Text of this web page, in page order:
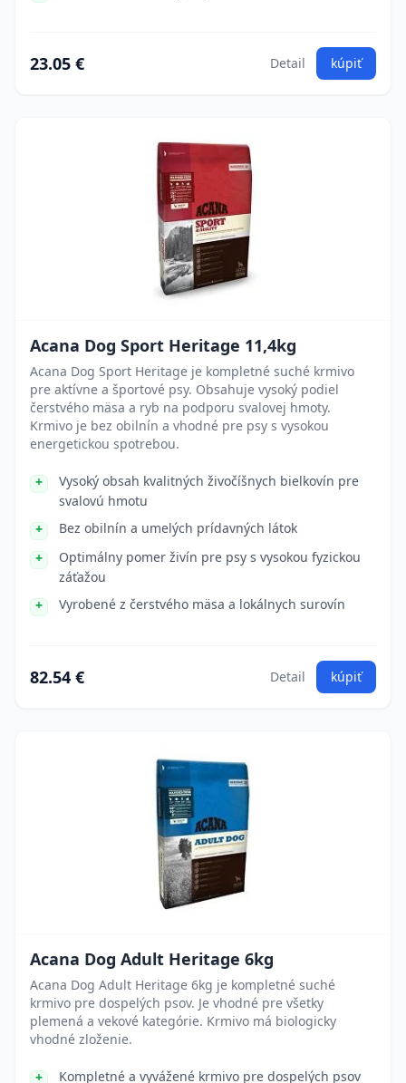
23.05 € Detail kúpiť
Acana Dog Sport Heritage 11,4kg
Acana Dog Sport Heritage je kompletné suché krmivo
pre aktívne a športové psy. Obsahuje vysoký podiel
čerstvého mäsa a ryb na podporu svalovej hmoty.
Krmivo je bez obilnín a vhodné pre psy s vysokou
energetickou spotrebou.
Vysoký obsah kvalitných živočíšnych bielkovín pre
svalovú hmotu
Bez obilnín a umelých prídavných látok
Optimálny pomer živín pre psy s vysokou fyzickou
záťažou
Vyrobené z čerstvého mäsa a lokálnych surovín
82.54 € Detail kúpiť
Acana Dog Adult Heritage 6kg
Acana Dog Adult Heritage 6kg je kompletné suché
krmivo pre dospelých psov. Je vhodné pre všetky
plemená a vekové kategórie. Krmivo má biologicky
vhodné zloženie.
Kompletné a vyvážené krmivo pre dospelých psov